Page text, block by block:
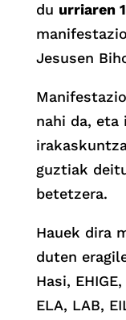
du urriaren
Jesusen
nahi da, eta
guztiak
betetzera.
Hauek dira
duten
Hasi,
ELA, LAB,